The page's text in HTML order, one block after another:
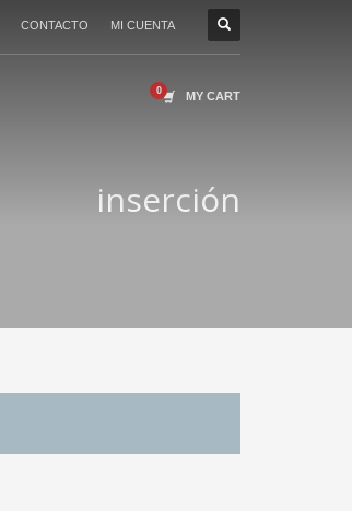
CONTACTO MI CUENTA
MY CART
inserción